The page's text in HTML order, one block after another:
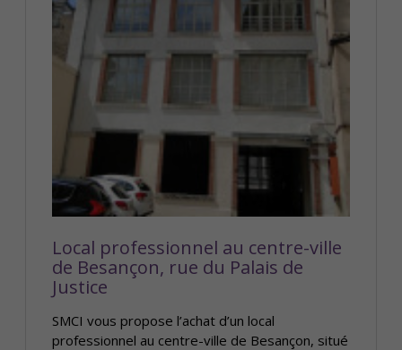
Local professionnel au centre-ville
de Besançon, rue du Palais de
Justice
SMCI vous propose l’achat d’un local
professionnel au centre-ville de Besançon, situé